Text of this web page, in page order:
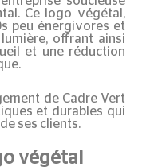
Ce logo végétal,
peu énergivores et
offrant ainsi
et une réduction
de Cadre Vert
et durables qui
ses clients.
végétal